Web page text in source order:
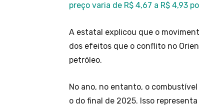
preço varia de R$ 4,67 a R$ 4,93
A estatal explicou que o
dos efeitos que o conflito no
petróleo.
No ano, no entanto, o
o do final de 2025. Isso